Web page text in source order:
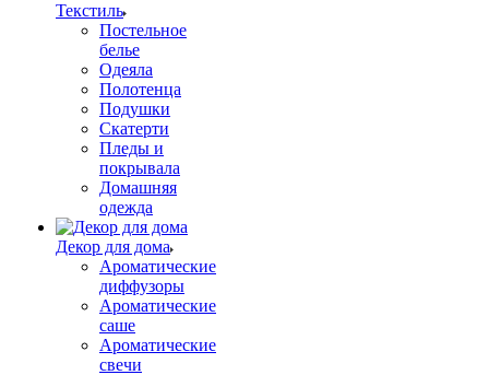
Текстиль
Постельное
белье
Одеяла
Полотенца
Подушки
Скатерти
Пледы и
покрывала
Домашняя
одежда
Декор для дома
Ароматические
диффузоры
Ароматические
саше
Ароматические
свечи